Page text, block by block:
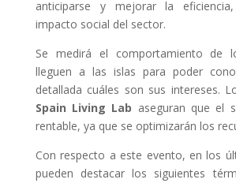
anticiparse y mejorar la
impacto social del sector.
Se medirá el comportamiento de
lleguen a las islas para poder
detallada cuáles son sus intereses.
Spain Living Lab aseguran que el
rentable, ya que se optimizarán los
Con respecto a este evento, en los
pueden destacar los siguientes